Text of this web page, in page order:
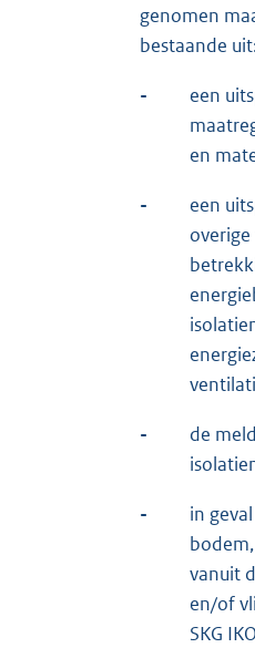
genomen
bestaande
-
een
en
-
een
-
de
-
in
vanuit
en/of
SKG